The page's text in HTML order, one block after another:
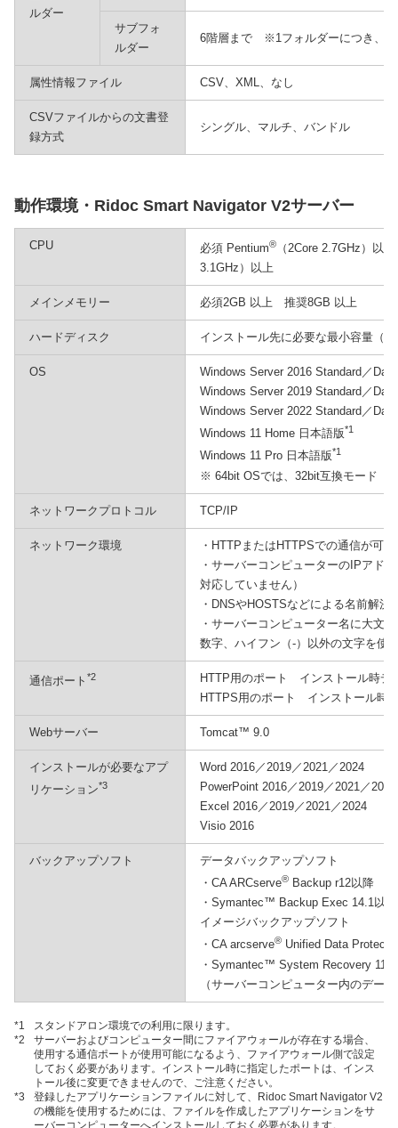
ルダー
サブフォ
ルダー
6階層まで ※1フォルダーにつき、
属性情報ファイル CSV、XML、なし
CSVファイルからの文書登
録方式
シングル、マルチ、バンドル
動作環境・Ridoc Smart Navigator V2サーバー
CPU 必須 Pentium®
（2Core 2.7GHz）以
3.1GHz）以上
メインメモリー 必須2GB 以上 推奨8GB 以上
ハードディスク インストール先に必要な最小容量（
OS
Windows Server 2016 Standard／
Windows Server 2019 Standard／
Windows Server 2022 Standard／
Windows 11 Home 日本語版*1
Windows 11 Pro 日本語版*1
※ 64bit OSでは、32bit互換モード（
ネットワークプロトコル TCP/IP
ネットワーク環境
・HTTPまたはHTTPSでの通信が可
・サーバーコンピューターのIPアド
対応していません）
・DNSやHOSTSなどによる名前解
・サーバーコンピューター名に大文
数字、ハイフン（-）以外の文字を使
通信ポート *2
HTTP用のポート インストール時デ
HTTPS用のポート インストール時
Webサーバー Tomcat™ 9.0
インストールが必要なアプ
リケーション*3
Word 2016／2019／2021／2024
PowerPoint 2016／2019／2021／2024
Excel 2016／2019／2021／2024
Visio 2016
バックアップソフト
データバックアップソフト
・CA ARCserve® Backup r12以降
・Symantec™ Backup Exec 14.1以降
イメージバックアップソフト
・CA arcserve® Unified Data
・Symantec™ System Recovery
（サーバーコンピューター内のデー
*1
スタンドアロン環境での利用に限ります。
*2
サーバーおよびコンピューター間にファイアウォールが存在する場合、
使用する通信ポートが使用可能になるよう、ファイアウォール側で設定
しておく必要があります。インストール時に指定したポートは、インス
トール後に変更できませんので、ご注意ください。
*3
登録したアプリケーションファイルに対して、Ridoc Smart Navigator V2
の機能を使用するためには、ファイルを作成したアプリケーションをサ
ーバーコンピューターへインストールしておく必要があります。